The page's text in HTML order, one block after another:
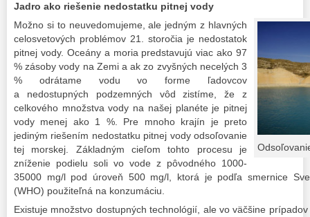
Jadro ako riešenie nedostatku pitnej vody
Možno si to neuvedomujeme, ale jedným z hlavných
celosvetových problémov 21. storočia je nedostatok
pitnej vody. Oceány a moria predstavujú viac ako 97
% zásoby vody na Zemi a ak zo zvyšných necelých 3
% odrátame vodu vo forme ľadovcov
a nedostupných podzemných vôd zistíme, že z
celkového množstva vody na našej planéte je pitnej
vody menej ako 1 %. Pre mnoho krajín je preto
jediným riešením nedostatku pitnej vody odsoľovanie
tej morskej. Základným cieľom tohto procesu je
zníženie podielu soli vo vode z pôvodného 1000-
35000 mg/l pod úroveň 500 mg/l, ktorá je podľa smernice
(WHO) použiteľná na konzumáciu.
Existuje množstvo dostupných technológií, ale vo väčšine